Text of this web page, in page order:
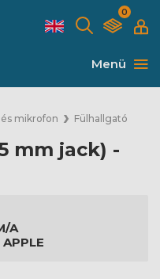
0
Menü
mikrofon Fülhallgató
mm jack) -
A
APPLE